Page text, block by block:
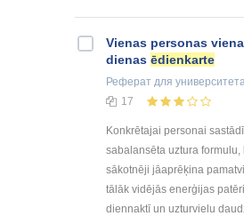
Vienas personas
dienas ēdienkarte
Реферат для
17
Konkrētajai personai
sabalansēta uztura formulu,
sākotnēji jāaprēķina
tālāk vidējās enerģijas
diennaktī un uzturvielu